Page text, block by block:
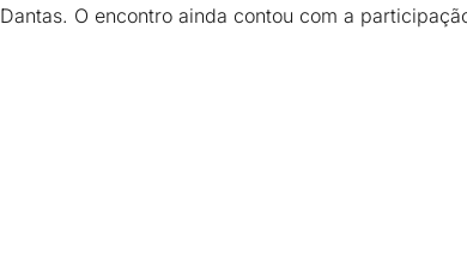
Dantas. O encontro ainda contou com a